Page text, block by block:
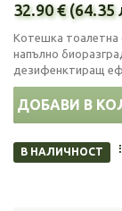
32.90 € (64.35
Котешка тоалетна
напълно
дезифенктиращ
ДОБАВИ В
В НАЛИЧНОСТ